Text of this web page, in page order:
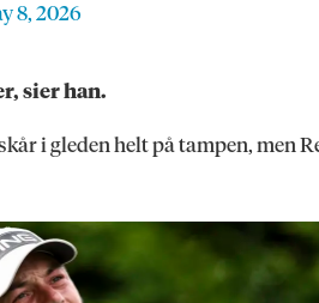
8, 2026
sier han.
i gleden helt på tampen, men